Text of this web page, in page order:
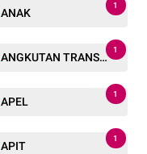
ANAK
1
ANGKUTAN TRANSPORTASI
1
APEL
1
APIT
1